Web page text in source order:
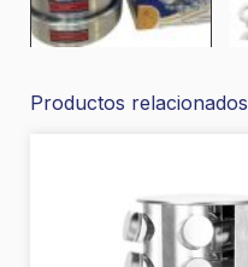
Productos relacionados